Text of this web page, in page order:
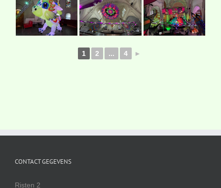
1 2 ... 4 ►
CONTACT GEGEVENS
Risten 2